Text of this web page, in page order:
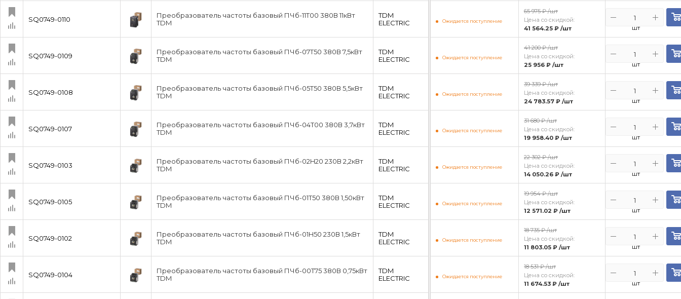
SQ0749-0110
Преобразователь частоты базовый ПЧб-11T00 380В 11кВт
TDM
TDM
ЕLECTRIC
SQ0749-0109
Преобразователь частоты базовый ПЧб-07T50 380В 7,5кВт
TDM
TDM
ЕLECTRIC
SQ0749-0108
Преобразователь частоты базовый ПЧб-05T50 380В 5,5кВт
TDM
TDM
ЕLECTRIC
SQ0749-0107
Преобразователь частоты базовый ПЧб-04T00 380В 3,7кВт
TDM
TDM
ЕLECTRIC
SQ0749-0103
Преобразователь частоты базовый ПЧб-02H20 230В 2,2кВт
TDM
TDM
ЕLECTRIC
SQ0749-0105
Преобразователь частоты базовый ПЧб-01T50 380В 1,50кВт
TDM
TDM
ЕLECTRIC
SQ0749-0102
Преобразователь частоты базовый ПЧб-01H50 230В 1,5кВт
TDM
TDM
ЕLECTRIC
SQ0749-0104
Преобразователь частоты базовый ПЧб-00T75 380В 0,75кВт
TDM
TDM
ЕLECTRIC
Ожидается поступление
65 975 ₽ /шт
Цена со скидкой:
41 564.25 ₽ /шт шт
Ожидается поступление
41 200 ₽ /шт
Цена со скидкой:
25 956 ₽ /шт шт
Ожидается поступление
39 339 ₽ /шт
Цена со скидкой:
24 783.57 ₽ /шт шт
Ожидается поступление
31 680 ₽ /шт
Цена со скидкой:
19 958.40 ₽ /шт шт
Ожидается поступление
22 302 ₽ /шт
Цена со скидкой:
14 050.26 ₽ /шт шт
Ожидается поступление
19 954 ₽ /шт
Цена со скидкой:
12 571.02 ₽ /шт шт
Ожидается поступление
18 735 ₽ /шт
Цена со скидкой:
11 803.05 ₽ /шт шт
Ожидается поступление
18 531 ₽ /шт
Цена со скидкой:
11 674.53 ₽ /шт шт